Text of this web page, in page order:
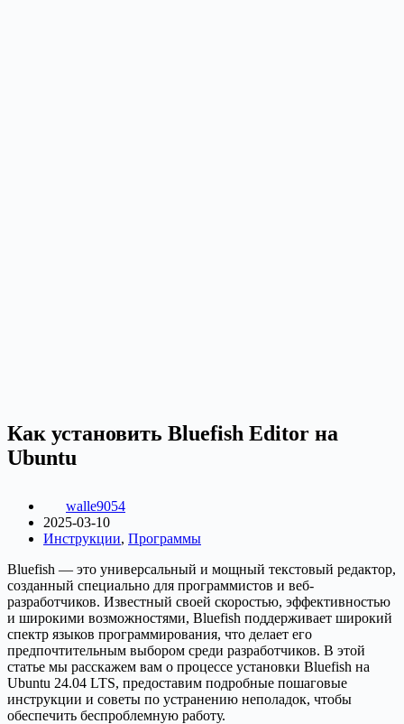
Как установить Bluefish Editor на
Ubuntu
walle9054
2025-03-10
Инструкции, Программы
Bluefish — это универсальный и мощный текстовый редактор,
созданный специально для программистов и веб-
разработчиков. Известный своей скоростью, эффективностью
и широкими возможностями, Bluefish поддерживает широкий
спектр языков программирования, что делает его
предпочтительным выбором среди разработчиков. В этой
статье мы расскажем вам о процессе установки Bluefish на
Ubuntu 24.04 LTS, предоставим подробные пошаговые
инструкции и советы по устранению неполадок, чтобы
обеспечить беспроблемную работу.